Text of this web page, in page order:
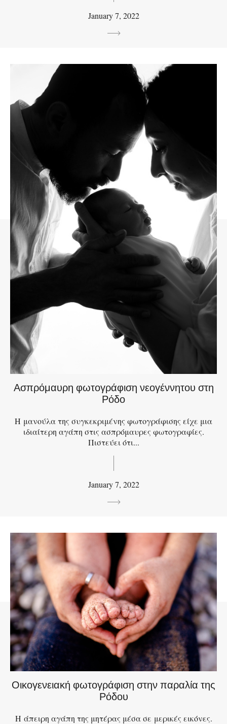
January 7, 2022
Ασπρόμαυρη φωτογράφιση νεογέννητου στη
Ρόδο
Η μανούλα της συγκεκριμένης φωτογράφισης είχε μια
ιδιαίτερη αγάπη στις ασπρόμαυρες φωτογραφίες.
Πιστεύει ότι...
January 7, 2022
Οικογενειακή φωτογράφιση στην παραλία της
Ρόδου
Η άπειρη αγάπη της μητέρας μέσα σε μερικές εικόνες.